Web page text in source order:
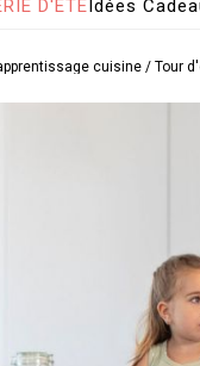
D'ÉTÉIdées
cuisine / Tour